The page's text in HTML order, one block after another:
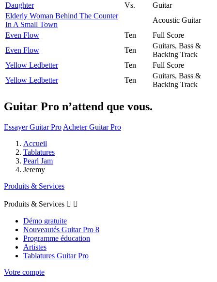
Daughter
Vs.
Guitar
Elderly Woman Behind The Counter
In A Small Town
Acoustic Guitar
Even Flow
Ten
Full Score
Even Flow
Ten
Guitars, Bass &
Backing Track
Yellow Ledbetter
Ten
Full Score
Yellow Ledbetter
Ten
Guitars, Bass &
Backing Track
Guitar Pro n’attend que vous.
Essayer Guitar Pro Acheter Guitar Pro
Accueil
Tablatures
Pearl Jam
Jeremy
Produits & Services
Produits & Services  
Démo gratuite
Nouveautés Guitar Pro 8
Programme éducation
Artistes
Tablatures Guitar Pro
Votre compte